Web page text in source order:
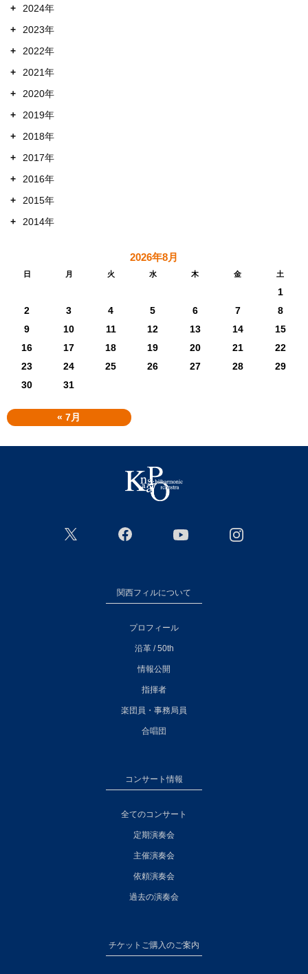
+
2024年
+
2023年
+
2022年
+
2021年
+
2020年
+
2019年
+
2018年
+
2017年
+
2016年
+
2015年
+
2014年
2026年8月
日 月 火 水 木 金 土
« 7月
1
2
3 4 5 6 7
8
9
10 11 12 13 14
15
16
17 18 19 20 21
22
23
24 25 26 27 28
29
30
31
関西フィルについて
プロフィール
沿革 / 50th
情報公開
指揮者
楽団員・事務局員
合唱団
コンサート情報
全てのコンサート
定期演奏会
主催演奏会
依頼演奏会
過去の演奏会
チケットご購入のご案内